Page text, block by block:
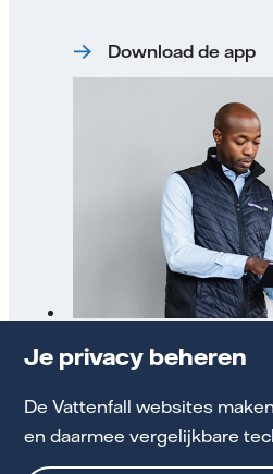
Je privacy beheren
De Vattenfall websites
en daarmee vergelijkbare
Download de app
Bekijk onze